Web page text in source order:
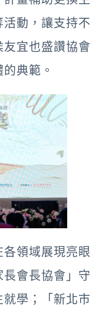
動，讓支持不
宜也盛讚協會
典範。
領域展現亮眼
會長協會」守
學；「新北市